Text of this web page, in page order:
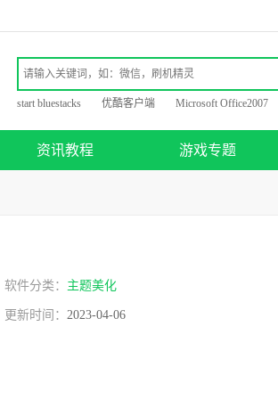
start bluestacks 优酷客户端 Microsoft Office2007
资讯教程 游戏专题
软件分类： 主题美化
更新时间： 2023-04-06